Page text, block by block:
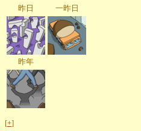
昨日 一昨日
昨年
[+]